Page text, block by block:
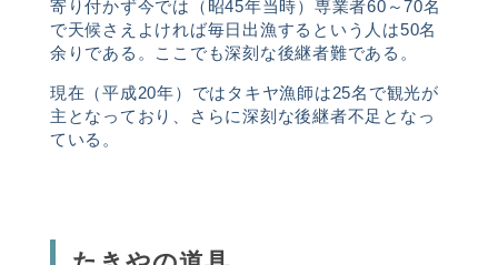
寄り付かず今では（昭45年当時）専業者60 ～70名
で天候さえよければ毎日出漁するという人は50名
余りである。ここでも深刻な後継者難である。
現在（平成20年）ではタキヤ漁師は25名で観光が
主となっており、さらに深刻な後継者不足となっ
ている。